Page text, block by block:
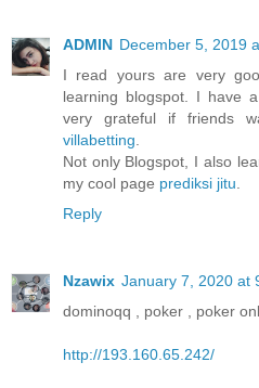
ADMIN December 5, 2019
I read yours are very
learning blogspot. I have a
very grateful if friends
villabetting
Not only Blogspot, I also
my cool page prediksi jitu
Reply
Nzawix January 7, 2020 at
dominoqq , poker , poker
http://193.160.65.242/